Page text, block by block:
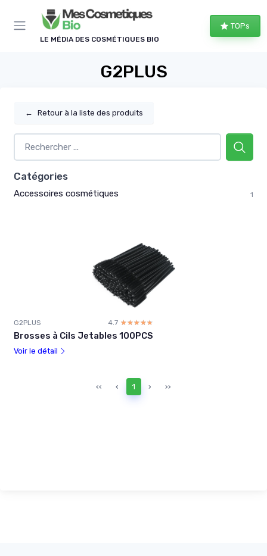
LE MÉDIA DES COSMÉTIQUES BIO
TOPs
G2PLUS
← Retour à la liste des produits
Catégories
Accessoires cosmétiques 1
G2PLUS 4.7 ☆☆☆☆☆
★★★★★
Brosses à Cils Jetables 100PCS
Voir le détail
‹‹ ‹ 1 › ››
Panneau de gestion des cookies